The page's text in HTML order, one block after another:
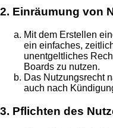
2. Einräumung von
Mit dem Erstellen
ein einfaches,
unentgeltliches
Boards zu nutzen.
Das Nutzungsrecht
auch nach
3. Pflichten des